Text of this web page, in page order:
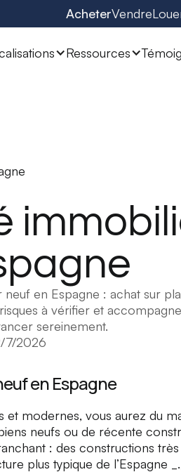
AcheterVendre
Ressources
neuf en Espagne : achat sur
à vérifier et
sereinement.
7/2026
en Espagne
et modernes, vous aurez du
neufs ou de récente
: des constructions
plus typique de l’Espagne _._